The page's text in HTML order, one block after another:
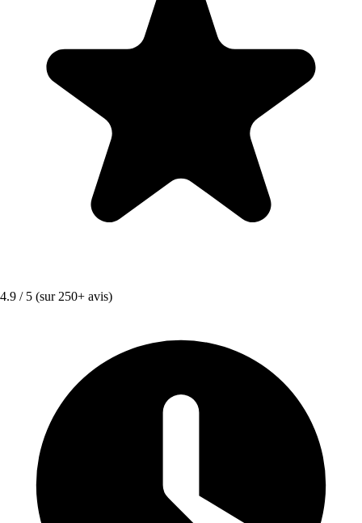
4.9 / 5 (sur 250+ avis)